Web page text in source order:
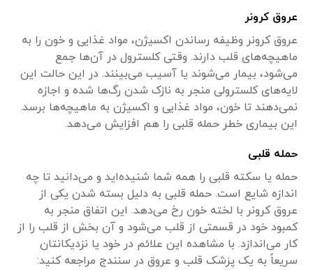
عروق کرونر
عروق کرونر وظیفه رساندن اکسیژن، مواد غذایی و خون را به
ماهیچه‌های قلب دارند. وقتی کلسترول در آن‌ها جمع
می‌شود، بیمار می‌شوند یا آسیب می‌بینند. در این حالت این
لایه‌های کلسترولی منجر به نازک شدن رگ‌ها شده و اجازه
نمی‌دهند تا خون، مواد غذایی و اکسیژن به ماهیچه‌ها برسد.
این بیماری خطر حمله قلبی را هم افزایش می‌دهد.
حمله قلبی
حمله یا سکته قلبی را همه شما شنیده‌اید و می‌دانید تا چه
اندازه شایع است. حمله قلبی به دلیل بسته شدن یکی از
عروق کرونر با لخته خون رخ می‌دهد. این اتفاق منجر به
کمبود خود در قسمتی از قلب می‌شود و آن بخش از قلب را از
کار می‌اندازد. با مشاهده این علائم در خود یا نزدیکانتان
سریعاً به یک پزشک قلب و عروق در سنندج مراجعه کنید: